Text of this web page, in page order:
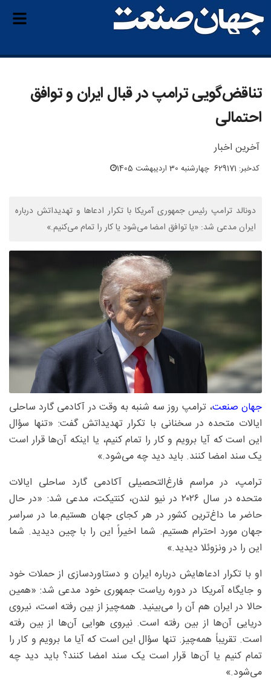
تناقض‌گویی ترامپ در قبال ایران و توافق
احتمالی
آخرین اخبار
کدخبر: 629171 چهارشنبه 30 اردیبهشت 1405
دونالد ترامپ رئیس جمهوری آمریکا با تکرار ادعاها و تهدیداتش درباره
ایران مدعی شد: «یا توافق امضا می‌شود یا کار را تمام می‌کنیم.»
جهان صنعت، ترامپ روز سه شنبه به وقت در آکادمی گارد ساحلی
ایالات متحده در سخنانی با تکرار تهدیداتش گفت: «تنها سؤال
این است که آیا برویم و کار را تمام کنیم، یا اینکه آن‌ها قرار است
یک سند امضا کنند. باید دید چه می‌شود.»
ترامپ، در مراسم فارغ‌التحصیلی آکادمی گارد ساحلی ایالات
متحده در سال ۲۰۲۶ در نیو لندن، کنتیکت، مدعی شد: «در حال
حاضر ما داغ‌ترین کشور در هر کجای جهان هستیم.ما در سراسر
جهان مورد احترام هستیم. شما اخیراً این را با چین دیدید. شما
این را در ونزوئلا دیدید.»
او با تکرار ادعاهایش درباره ایران و دستاوردسازی از حملات خود
و جایگاه آمریکا در دوره ریاست جمهوری خود مدعی شد: «همین
حالا در ایران هم آن را می‌بینید. همه‌چیز از بین رفته است، نیروی
دریایی آن‌ها از بین رفته است. نیروی هوایی آن‌ها از بین رفته
است. تقریباً همه‌چیز. تنها سؤال این است که آیا ما برویم و کار را
تمام کنیم یا آن‌ها قرار است یک سند امضا کنند؟ باید دید چه
می‌شود.»